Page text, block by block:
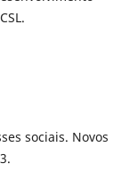
sociais. Novos